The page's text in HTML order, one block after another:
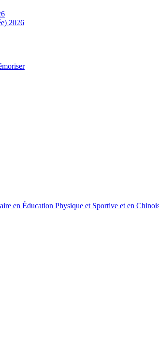
2026
en Éducation Physique et Sportive et en